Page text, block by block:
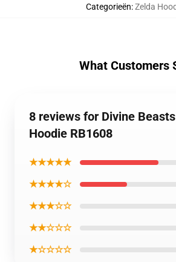
Categorieën:Zelda
What Customers
8 reviews for Divine
Hoodie RB1608
★★★★★
★★★★☆
★★★☆☆
★★☆☆☆
★☆☆☆☆